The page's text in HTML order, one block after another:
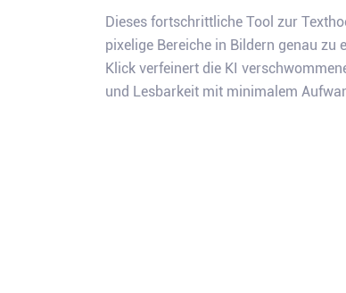
Dieses fortschrittliche Tool zur
pixelige Bereiche in Bildern genau zu
Klick verfeinert die KI
und Lesbarkeit mit minimalem